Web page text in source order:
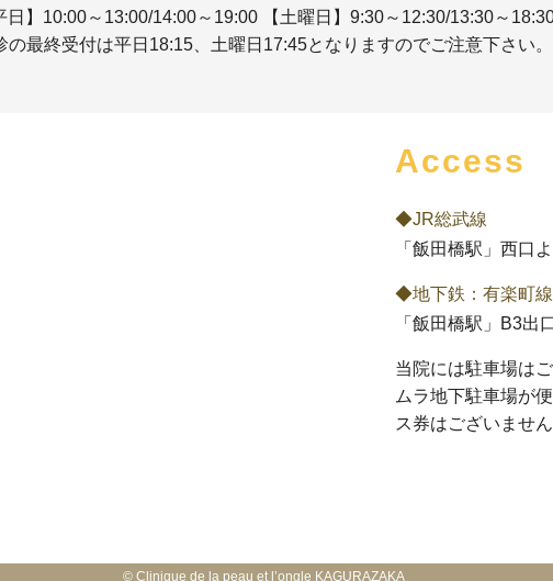
日】10:00～13:00/14:00～19:00
【土曜日】9:30～12:30/13:30～
の最終受付は平日18:15、土曜日17:45となりますのでご注意下さい。
Access
◆JR総武線
「飯田橋駅」西口
◆地下鉄：有楽町
「飯田橋駅」B3出
当院には駐車場は
ムラ地下駐車場が
ス券はございません
© Clinique de la peau et l’ongle KAGURAZAKA